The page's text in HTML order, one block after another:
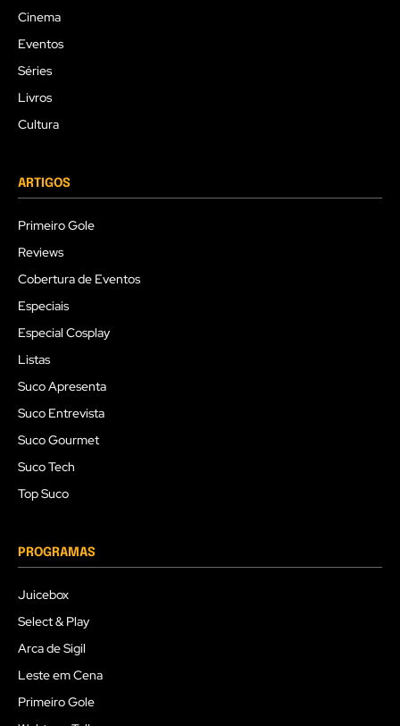
Cinema
Eventos
Séries
Livros
Cultura
ARTIGOS
Primeiro Gole
Reviews
Cobertura de Eventos
Especiais
Especial Cosplay
Listas
Suco Apresenta
Suco Entrevista
Suco Gourmet
Suco Tech
Top Suco
PROGRAMAS
Juicebox
Select & Play
Arca de Sigil
Leste em Cena
Primeiro Gole